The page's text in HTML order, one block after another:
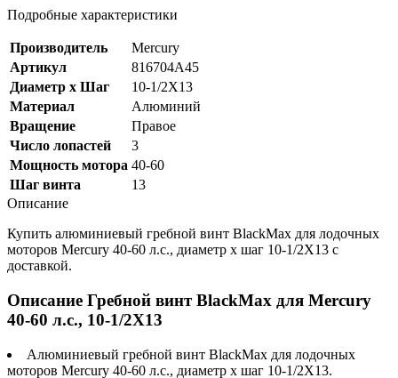
Подробные характеристики
Производитель
Mercury
Артикул
816704A45
Диаметр х Шаг
10-1/2X13
Материал
Алюминий
Вращение
Правое
Число лопастей
3
Мощность мотора 40-60
Шаг винта
13
Описание
Купить алюминиевый гребной винт BlackMax для лодочных
моторов Mercury 40-60 л.с., диаметр х шаг 10-1/2X13 c
доставкой.
Описание Гребной винт BlackMax для Mercury
40-60 л.с., 10-1/2X13
Алюминиевый гребной винт BlackMax для лодочных
моторов Mercury 40-60 л.с., диаметр х шаг 10-1/2X13.